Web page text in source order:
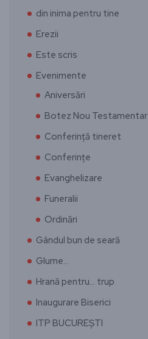
din inima pentru tine
Erezii
Este scris
Evenimente
Aniversări
Botez Nou Testamentar
Conferință tineret
Conferințe
Evanghelizare
Funeralii
Ordinări
Gândul bun de seară
Glume…
Hrană pentru… trup
Inaugurare Biserici
ITP BUCUREȘTI